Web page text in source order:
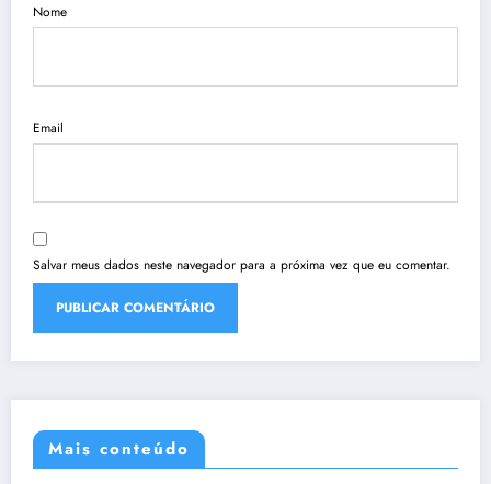
Nome
Email
Salvar meus dados neste navegador para a próxima vez que eu comentar.
Mais conteúdo